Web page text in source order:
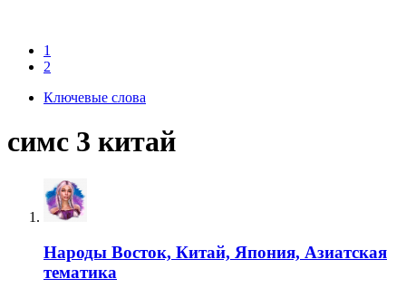
1
2
Ключевые слова
симс 3 китай
Народы Восток, Китай, Япония, Азиатская
тематика